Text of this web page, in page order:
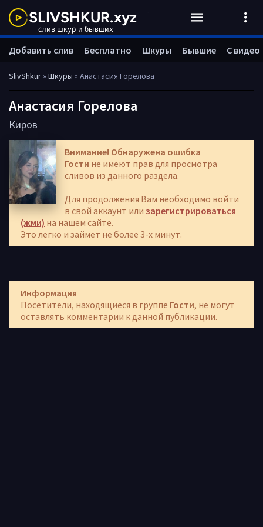
SlivShkur» Шкуры » Анастасия Горелова
Анастасия Горелова
Киров
Внимание! Обнаружена ошибка
Гости не имеют прав для просмотра
сливов из данного раздела.
Для продолжения Вам необходимо войти
в свой аккаунт или зарегистрироваться
(жми) на нашем сайте.
Это легко и займет не более 3-х минут.
Информация
Посетители, находящиеся в группе Гости, не могут
оставлять комментарии к данной публикации.
Добавить слив Бесплатно Шкуры Бывшие С видео